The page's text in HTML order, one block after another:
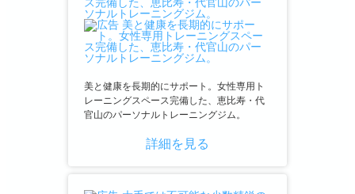
美と健康を長期的にサポート。女性専用ト
レーニングスペース完備した、恵比寿・代
官山のパーソナルトレーニングジム。
詳細を見る